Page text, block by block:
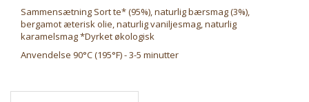
Sammensætning Sort te* (95%), naturlig bærsmag (3%),
bergamot æterisk olie, naturlig vaniljesmag, naturlig
karamelsmag *Dyrket økologisk
Anvendelse 90°C (195°F) - 3-5 minutter